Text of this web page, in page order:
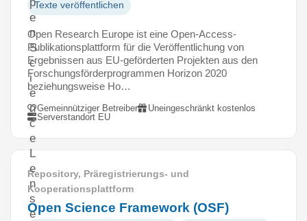
e
n
S
c
i
e
n
c
e
L
e
n
s
e
Texte veröffentlichen
Open Research Europe ist eine Open-Access-
Publikationsplattform für die Veröffentlichung von
Ergebnissen aus EU-geförderten Projekten aus den
Forschungsförderprogrammen Horizon 2020
beziehungsweise Ho…
Gemeinnütziger Betreiber
Uneingeschränkt kostenlos
Serverstandort EU
Repository, Präregistrierungs- und
Kooperationsplattform
Open Science Framework (OSF)